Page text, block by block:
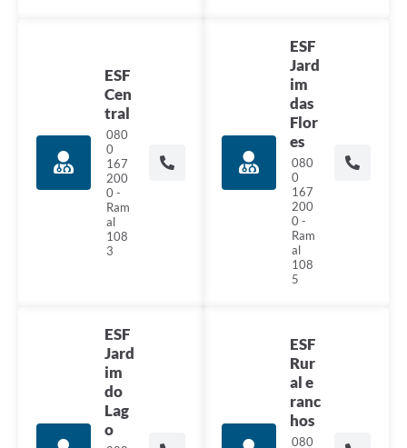
ESF
Cen
tral
080
0
167
200
0 -
Ram
al
108
3
ESF
Jard
im
das
Flor
es
080
0
167
200
0 -
Ram
al
108
5
ESF
Jard
im
do
Lag
o
ESF
Rur
al e
ranc
hos
080